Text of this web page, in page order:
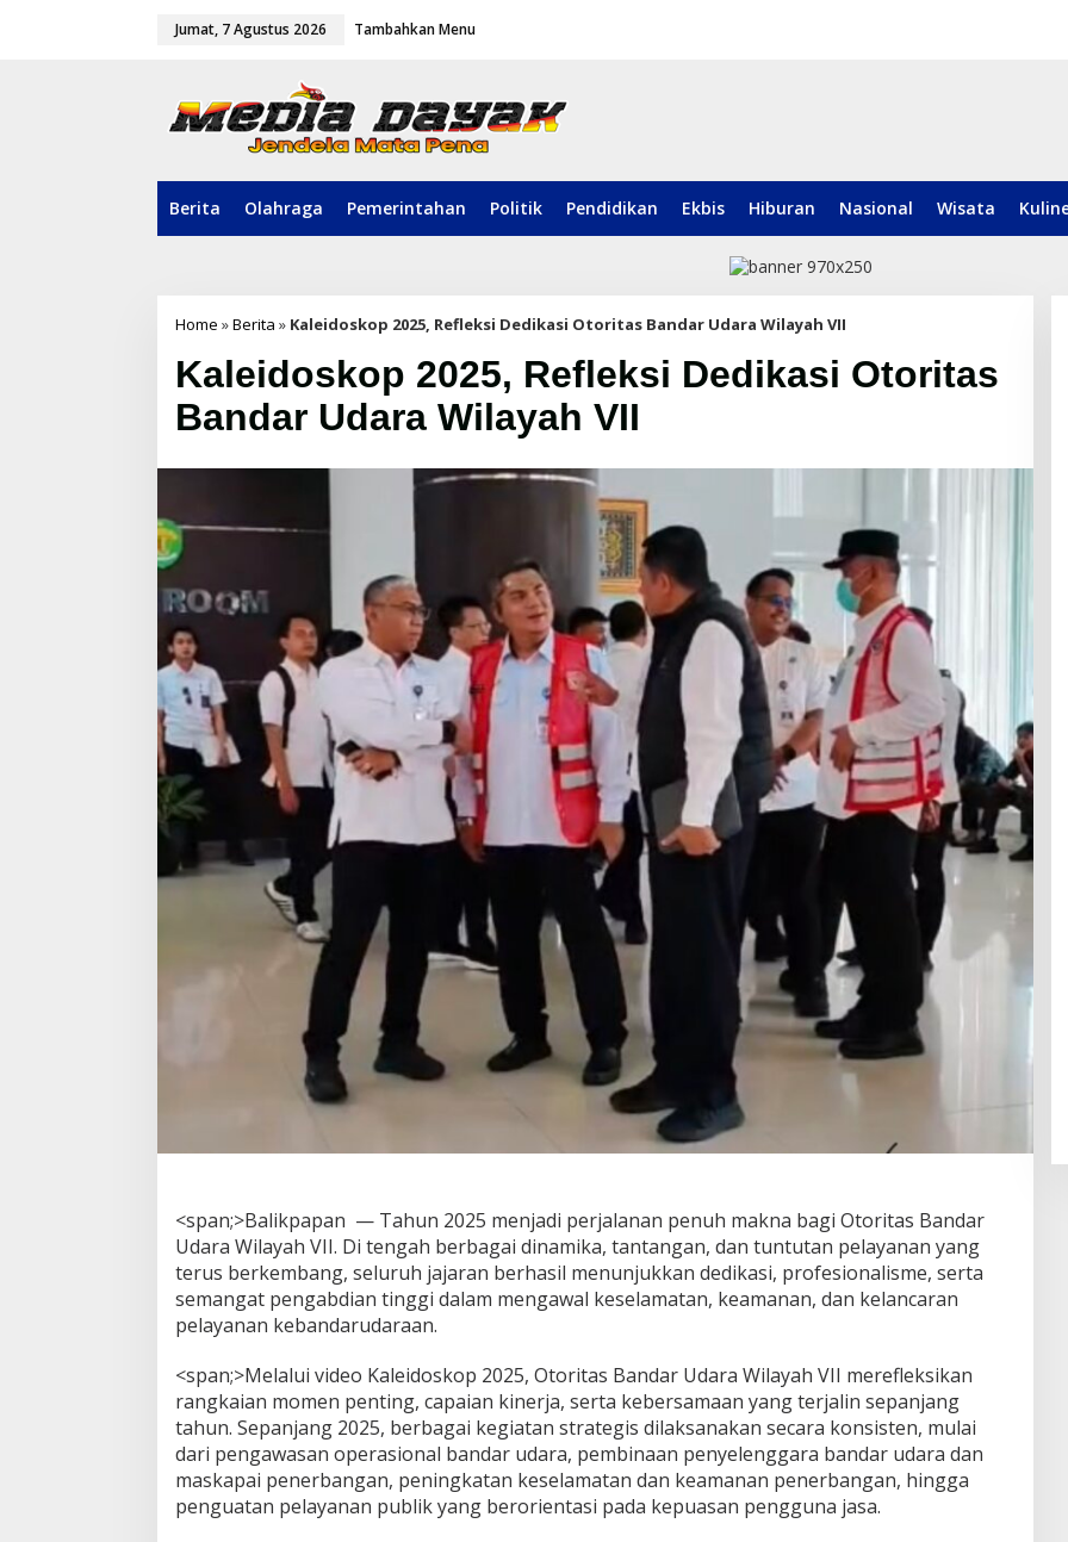
Jumat, 7 Agustus 2026 Tambahkan Menu
Berita Olahraga Pemerintahan Politik Pendidikan Ekbis Hiburan Nasional Wisata
Home »Berita » Kaleidoskop 2025, Refleksi Dedikasi Otoritas Bandar Udara Wilayah VII
Kaleidoskop 2025, Refleksi Dedikasi Otoritas
Bandar Udara Wilayah VII
<span;>Balikpapan — Tahun 2025 menjadi perjalanan penuh makna bagi Otoritas Bandar
Udara Wilayah VII. Di tengah berbagai dinamika, tantangan, dan tuntutan pelayanan yang
terus berkembang, seluruh jajaran berhasil menunjukkan dedikasi, profesionalisme, serta
semangat pengabdian tinggi dalam mengawal keselamatan, keamanan, dan kelancaran
pelayanan kebandarudaraan.
<span;>Melalui video Kaleidoskop 2025, Otoritas Bandar Udara Wilayah VII merefleksikan
rangkaian momen penting, capaian kinerja, serta kebersamaan yang terjalin sepanjang
tahun. Sepanjang 2025, berbagai kegiatan strategis dilaksanakan secara konsisten, mulai
dari pengawasan operasional bandar udara, pembinaan penyelenggara bandar udara dan
maskapai penerbangan, peningkatan keselamatan dan keamanan penerbangan, hingga
penguatan pelayanan publik yang berorientasi pada kepuasan pengguna jasa.